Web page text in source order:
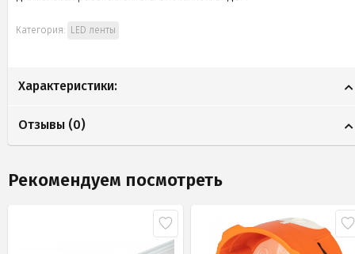
Категория: LED ленты
Характеристики:
Отзывы (0)
Рекомендуем посмотреть